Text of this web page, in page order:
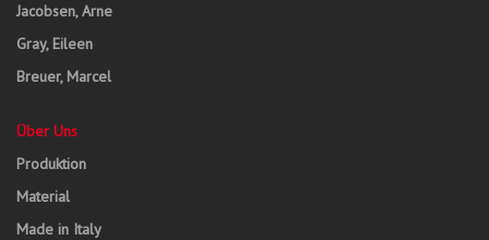
Jacobsen, Arne
Gray, Eileen
Breuer, Marcel
Über Uns
Produktion
Material
Made in Italy